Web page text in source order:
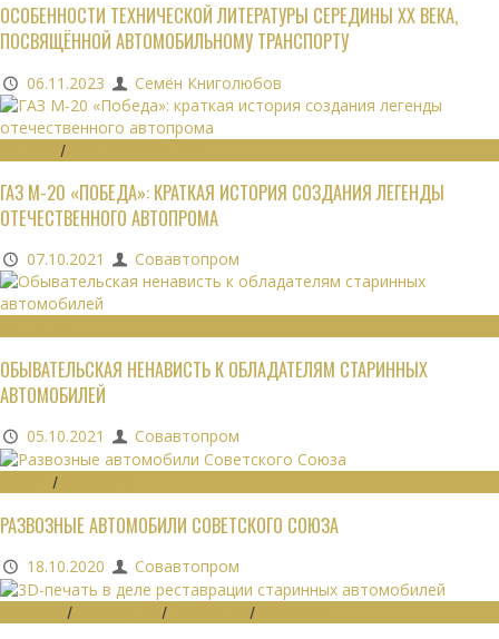
ОСОБЕННОСТИ ТЕХНИЧЕСКОЙ ЛИТЕРАТУРЫ СЕРЕДИНЫ XX ВЕКА,
ПОСВЯЩЁННОЙ АВТОМОБИЛЬНОМУ ТРАНСПОРТУ
06.11.2023 Семён Книголюбов
/
ГАЗ М-20 «ПОБЕДА»: КРАТКАЯ ИСТОРИЯ СОЗДАНИЯ ЛЕГЕНДЫ
ОТЕЧЕСТВЕННОГО АВТОПРОМА
07.10.2021 Совавтопром
ОБЫВАТЕЛЬСКАЯ НЕНАВИСТЬ К ОБЛАДАТЕЛЯМ СТАРИННЫХ
АВТОМОБИЛЕЙ
05.10.2021 Совавтопром
/
РАЗВОЗНЫЕ АВТОМОБИЛИ СОВЕТСКОГО СОЮЗА
18.10.2020 Совавтопром
/ / /